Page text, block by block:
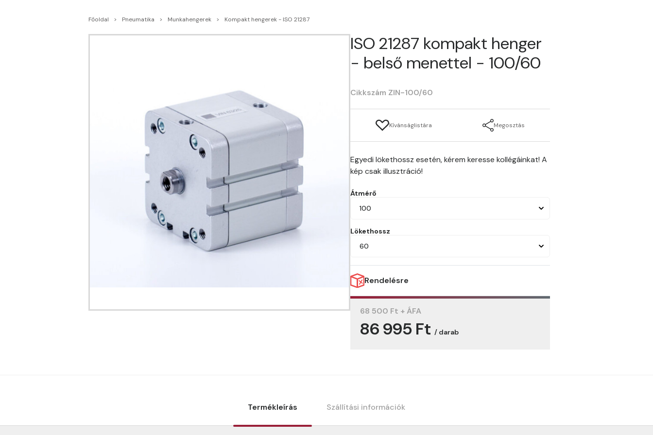
Főoldal Pneumatika Munkahengerek Kompakt hengerek - ISO 21287
ISO 21287 kompakt henger
- belső menettel - 100/60
Cikkszám ZIN-100/60
Kívánságlistára Megosztás
Egyedi lökethossz esetén, kérem keresse kollégáinkat! A
kép csak illusztráció!
Átmérő
100
Lökethossz
60
Rendelésre
68 500 Ft + ÁFA
86 995 Ft / darab
Termékleírás Szállítási információk